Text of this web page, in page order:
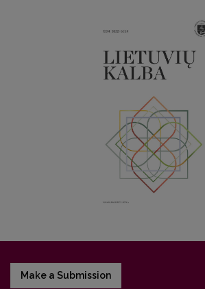
Make a Submission